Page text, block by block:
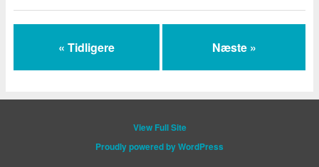
« Tidligere Næste »
View Full Site
Proudly powered by WordPress